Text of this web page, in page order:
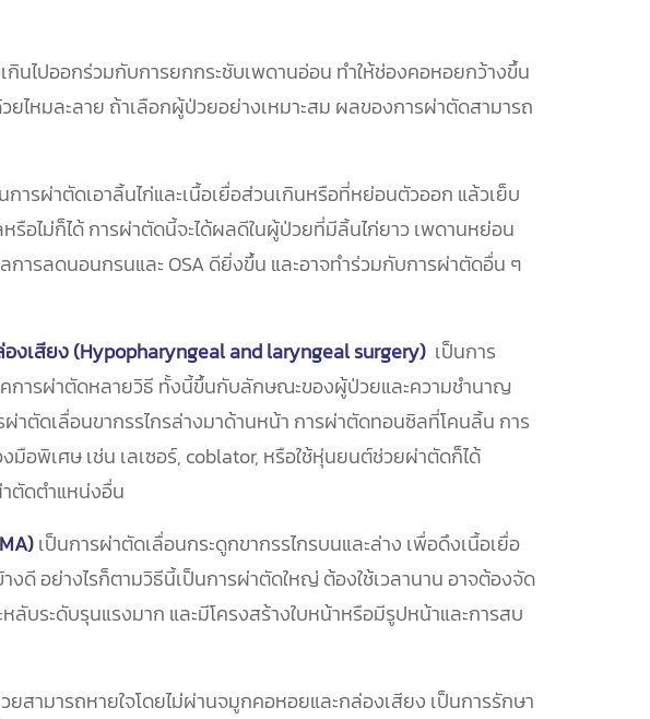
กินไปออกร่วมกับการยกกระชับเพดานอ่อน ทำให้ช่องคอหอยกว้างขึ้น
ยไหมละลาย ถ้าเลือกผู้ป่วยอย่างเหมาะสม ผลของการผ่าตัดสามารถ
การผ่าตัดเอาลิ้นไก่และเนื้อเยื่อส่วนเกินหรือที่หย่อนตัวออก แล้วเย็บ
อไม่ก็ได้ การผ่าตัดนี้จะได้ผลดีในผู้ป่วยที่มีลิ้นไก่ยาว เพดานหย่อน
รลดนอนกรนและ OSA ดียิ่งขึ้น และอาจทำร่วมกับการผ่าตัดอื่น ๆ
งเสียง (Hypopharyngeal and laryngeal surgery) เป็นการ
ารผ่าตัดหลายวิธี ทั้งนี้ขึ้นกับลักษณะของผู้ป่วยและความชำนาญ
ตัดเลื่อนขากรรไกรล่างมาด้านหน้า การผ่าตัดทอนซิลที่โคนลิ้น การ
อพิเศษ เช่น เลเซอร์, coblator, หรือใช้หุ่นยนต์ช่วยผ่าตัดก็ได้
ตัดตำแหน่งอื่น
เป็นการผ่าตัดเลื่อนกระดูกขากรรไกรบนและล่าง เพื่อดึงเนื้อเยื่อ
ดี อย่างไรก็ตามวิธีนี้เป็นการผ่าตัดใหญ่ ต้องใช้เวลานาน อาจต้องจัด
ระดับรุนแรงมาก และมีโครงสร้างใบหน้าหรือมีรูปหน้าและการสบ
สามารถหายใจโดยไม่ผ่านจมูกคอหอยและกล่องเสียง เป็นการรักษา